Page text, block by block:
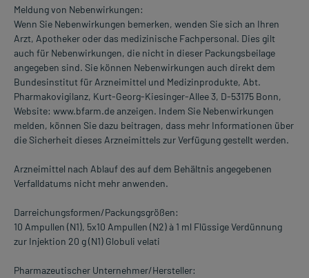
Meldung von Nebenwirkungen:
Wenn Sie Nebenwirkungen bemerken, wenden Sie sich an Ihren
Arzt, Apotheker oder das medizinische Fachpersonal. Dies gilt
auch für Nebenwirkungen, die nicht in dieser Packungsbeilage
angegeben sind. Sie können Nebenwirkungen auch direkt dem
Bundesinstitut für Arzneimittel und Medizinprodukte, Abt.
Pharmakovigilanz, Kurt-Georg-Kiesinger-Allee 3, D-53175 Bonn,
Website: www.bfarm.de anzeigen. Indem Sie Nebenwirkungen
melden, können Sie dazu beitragen, dass mehr Informationen über
die Sicherheit dieses Arzneimittels zur Verfügung gestellt werden.
Arzneimittel nach Ablauf des auf dem Behältnis angegebenen
Verfalldatums nicht mehr anwenden.
Darreichungsformen/Packungsgrößen:
10 Ampullen (N1), 5x10 Ampullen (N2) à 1 ml Flüssige Verdünnung
zur Injektion 20 g (N1) Globuli velati
Pharmazeutischer Unternehmer/Hersteller: